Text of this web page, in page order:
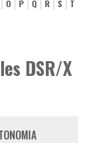
O P Q R S
T
DSR/X